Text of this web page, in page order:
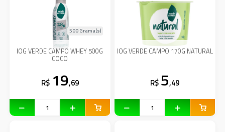
IOG VERDE CAMPO WHEY 500G
COCO
500 Grama(s)
R$ 19,69
IOG VERDE CAMPO 170G NATURAL
R$ 5,49